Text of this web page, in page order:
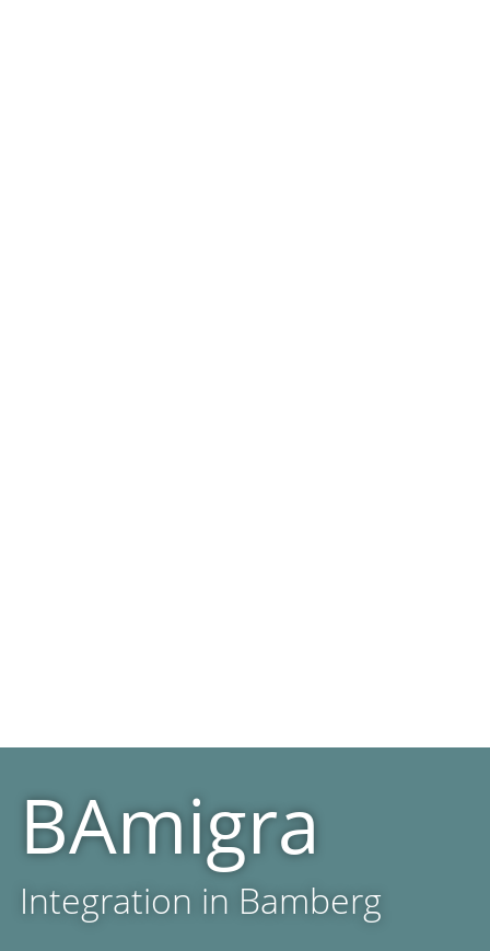
BAmigra
Integration in Bamberg